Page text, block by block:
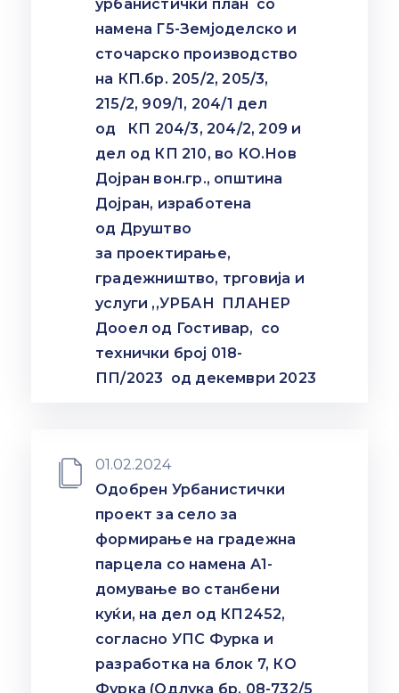
урбанистички план со
намена Г5-Земјоделско и
сточарско производство
на КП.бр. 205/2, 205/3,
215/2, 909/1, 204/1 дел
од КП 204/3, 204/2, 209 и
дел од КП 210, во КО.Нов
Дојран вон.гр., општина
Дојран, изработена
од Друштво
за проектирање,
градежништво, трговија и
услуги ,,УРБАН ПЛАНЕР
Дооел од Гостивар, со
технички број 018-
ПП/2023 од декември 2023
01.02.2024
Одобрен Урбанистички
проект за село за
формирање на градежна
парцела со намена А1-
домување во станбени
куќи, на дел од КП2452,
согласно УПС Фурка и
разработка на блок 7, КО
Фурка (Одлука бр. 08-732/5